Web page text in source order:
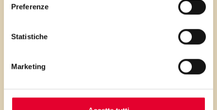
Preferenze
Statistiche
Marketing
PRIMA GLI
INGREDIENTI
...poi clicca sui numeri a lato per scorrere
i passaggi della ricetta.